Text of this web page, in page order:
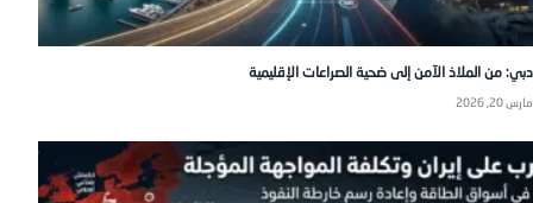
دبي: من الملاذ الآمن إلى ضحية الصراعات الإقليمية
مارس 20, 2026